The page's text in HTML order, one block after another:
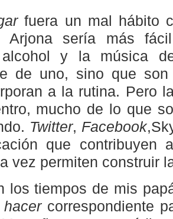
fuera un mal hábito
Arjona sería más
y la música
de uno, sino que son
a la rutina. Pero
mucho de lo que
Twitter, Facebook
que contribuyen
vez permiten construir
los tiempos de mis
hacer correspondiente